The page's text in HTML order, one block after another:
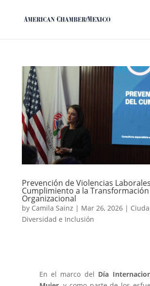
Prevención de Violencias
Cumplimiento a la Transformación
Organizacional
by Camila Sainz | Mar 26, 2026|
Diversidad e Inclusión
En el marco del Día